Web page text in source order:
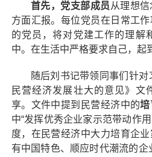
首先，党支部成员 从理想
方面汇报。每位党员在日常工
的党员，将对党建工作的理解
中。在生活中严格要求自己，起
随后刘书记带领同事们针
民营经济发展壮大的意见》文
享。文件中提到民营经济中的培
中“发挥优秀企业家示范带动作
度，在民营经济中大力培育企
有中国特色、顺应时代潮流的企